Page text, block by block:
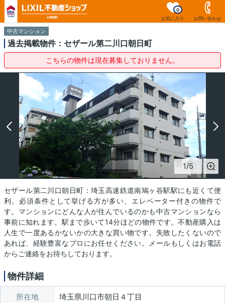
お気に入り
0
お問い合わせ
中古マンション
過去掲載物件：セザール第二川口朝日町
こちらの物件は現在募集しておりません。
1/5
セザール第二川口朝日町：埼玉高速鉄道南鳩ヶ谷駅駅にも近くて便
利。必須条件として挙げる方が多い、エレベーター付きの物件で
す。マンションにどんな人が住んでいるのかも中古マンションなら
事前に知れます。駅まで歩いて14分ほどの物件です。不動産購入は
人生で一度あるかないかの大きな買い物です。失敗したくないので
あれば、経験豊富なプロにお任せください。メールもしくはお電話
からご連絡をお待ちしております。
物件詳細
所在地 埼玉県川口市朝日４丁目